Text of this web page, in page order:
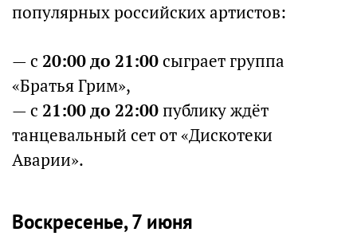
популярных российских артистов:
— с 20:00 до 21:00сыграет группа
«Братья Грим»,
— с 21:00 до 22:00публику ждёт
танцевальный сет от «Дискотеки
Аварии».
Воскресенье, 7 июня